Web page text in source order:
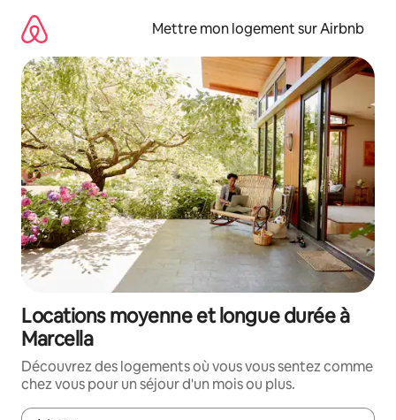
directement
contenu
Mettre mon logement sur Airbnb
Locations moyenne et longue durée à
Marcella
Découvrez des logements où vous vous sentez comme
chez vous pour un séjour d'un mois ou plus.